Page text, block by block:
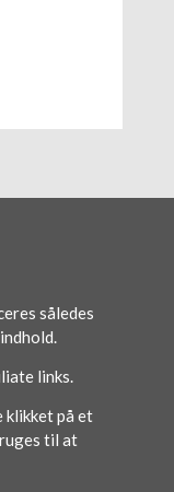
således
links.
klikket på et
til at